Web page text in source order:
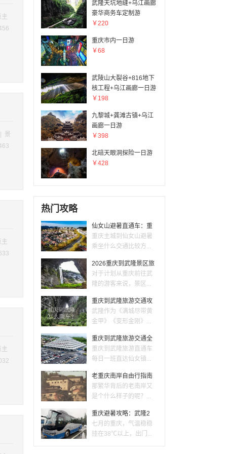
景
武隆天坑地缝+乌江画廊
豪华商务车定制游
￥220
重庆市内一日游
￥68
武陵山大裂谷+816地下
核工程+乌江画廊一日游
￥198
九黎城+龚滩古镇+乌江
画廊一日游
￥398
北碚天眼洞探险一日游
￥428
热门攻略
仙女山避暑直通车：重
重庆主城到仙女山避暑
乘坐什么交通比较方...
2026重庆到武隆景区旅
对于计划从重庆前往武
隆的游客来说，景区...
重庆到武隆旅游交通攻
武隆作为《满城尽带黄
金甲》《变形金刚》...
重庆到武隆旅游交通全
重庆到武隆旅游直通车
每日一班直达仙女镇...
老重庆南岸自由行指南
那繁华背后的老南岸又
是个什么样子的呢？...
重庆避暑攻略：武隆2
七月的重庆，气温稳稳
挂在38℃以上，出门...